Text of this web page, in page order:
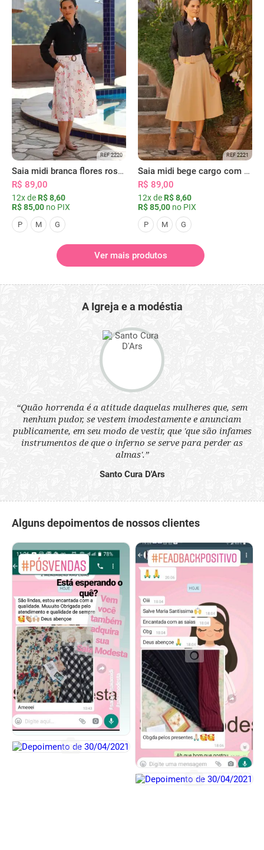
REF 2220
Saia midi branca flores rosas com bolsos
R$ 89,00
12x de R$ 8,60
R$ 85,00 no PIX
P M G
REF 2221
Saia midi bege cargo com bolsos
R$ 89,00
12x de R$ 8,60
R$ 85,00 no PIX
P M G
Ver mais produtos
A Igreja e a modéstia
“Quão horrenda é a atitude daquelas mulheres que, sem
nenhum pudor, se vestem imodestamente e anunciam
publicamente, em seu modo de vestir, que 'que são infames
instrumentos de que o inferno se serve para perder as
almas'.”
Santo Cura D'Ars
Alguns depoimentos de nossos clientes